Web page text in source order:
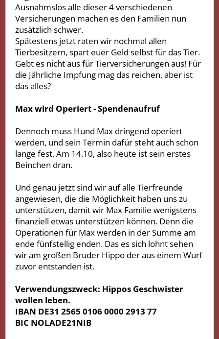
Ausnahmslos alle dieser 4 verschiedenen
Versicherungen machen es den Familien nun
zusätzlich schwer.
Spätestens jetzt raten wir nochmal allen
Tierbesitzern, spart euer Geld selbst für das Tier.
Gebt es nicht aus für Tierversicherungen aus! Für
die Jährliche Impfung mag das reichen, aber ist
das alles?
Max wird Operiert - Spendenaufruf
Dennoch muss Hund Max dringend operiert
werden, und sein Termin dafür steht auch schon
lange fest. Am 14.10, also heute ist sein erstes
Beinchen dran.
Und genau jetzt sind wir auf alle Tierfreunde
angewiesen, die die Möglichkeit haben uns zu
unterstützen, damit wir Max Familie wenigstens
finanziell etwas unterstützen können. Denn die
Operationen für Max werden in der Summe am
ende fünfstellig enden. Das es sich lohnt sehen
wir am großen Bruder Hippo der aus einem Wurf
zuvor entstanden ist.
Verwendungszweck: Hippos Geschwister
wollen leben.
IBAN DE31 2565 0106 0000 2913 77
BIC NOLADE21NIB